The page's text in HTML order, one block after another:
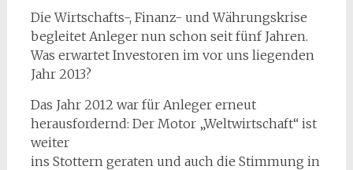
Die Wirtschafts-, Finanz- und Währungskrise
begleitet Anleger nun schon seit fünf Jahren.
Was erwartet Investoren im vor uns liegenden
Jahr 2013?
Das Jahr 2012 war für Anleger erneut
herausfordernd: Der Motor „Weltwirtschaft“ ist
weiter
ins Stottern geraten und auch die Stimmung in